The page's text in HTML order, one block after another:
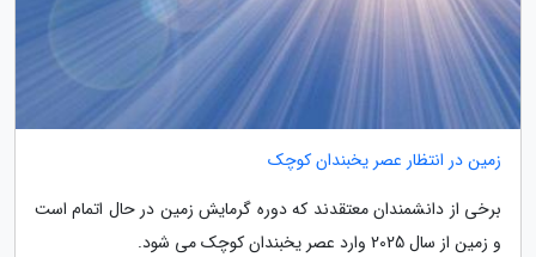
زمین در انتظار عصر یخبندان کوچک
برخی از دانشمندان معتقدند که دوره گرمایش زمین در حال اتمام است
و زمین از سال 2025 وارد عصر یخبندان کوچک می شود.